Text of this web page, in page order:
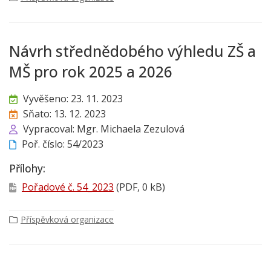
Návrh střednědobého výhledu ZŠ a
MŠ pro rok 2025 a 2026
Vyvěšeno: 23. 11. 2023
Sňato: 13. 12. 2023
Vypracoval: Mgr. Michaela Zezulová
Poř. číslo: 54/2023
Přílohy:
Pořadové č. 54_2023 (PDF, 0 kB)
Příspěvková organizace